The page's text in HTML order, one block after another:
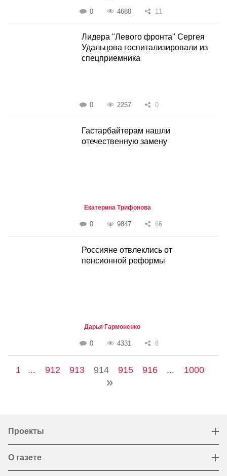
0 4688 11
Лидера "Левого фронта" Сергея
Удальцова госпитализировали из
спецприемника
0 2257 0
Гастарбайтерам нашли
отечественную замену
Екатерина Трифонова
0 9847 66
Россияне отвлеклись от
пенсионной реформы
Дарья Гармоненко
0 4331 8
1 ... 912 913 914 915 916 ... 1000
Проекты
О газете